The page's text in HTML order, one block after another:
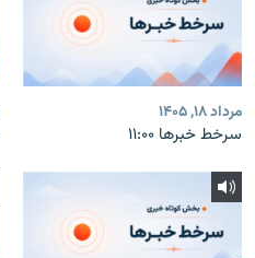
مرداد ۱۸, ۱۴۰۵
سرخط خبرها ۱۱:۰۰